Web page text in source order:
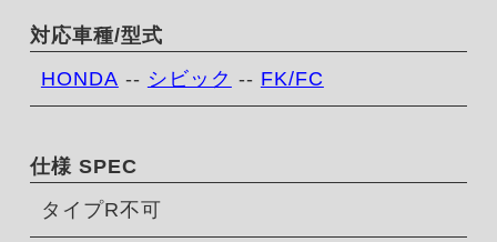
対応車種/型式
HONDA -- シビック -- FK/FC
仕様 SPEC
タイプR不可